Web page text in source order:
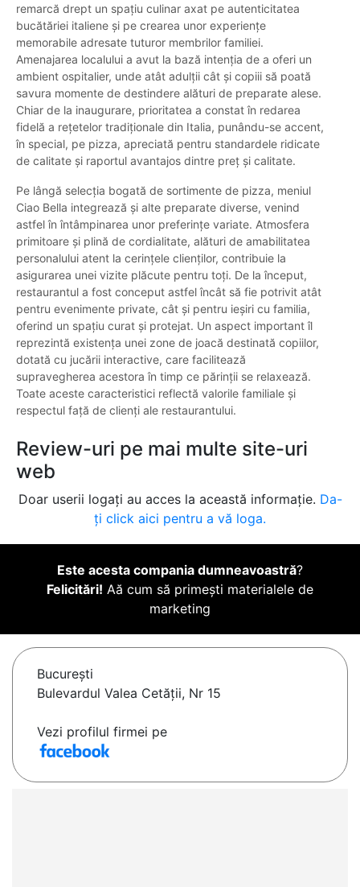
remarcă drept un spațiu culinar axat pe autenticitatea
bucătăriei italiene și pe crearea unor experiențe
memorabile adresate tuturor membrilor familiei.
Amenajarea localului a avut la bază intenția de a oferi un
ambient ospitalier, unde atât adulții cât și copiii să poată
savura momente de destindere alături de preparate alese.
Chiar de la inaugurare, prioritatea a constat în redarea
fidelă a rețetelor tradiționale din Italia, punându-se accent,
în special, pe pizza, apreciată pentru standardele ridicate
de calitate și raportul avantajos dintre preț și calitate.
Pe lângă selecția bogată de sortimente de pizza, meniul
Ciao Bella integrează și alte preparate diverse, venind
astfel în întâmpinarea unor preferințe variate. Atmosfera
primitoare și plină de cordialitate, alături de amabilitatea
personalului atent la cerințele clienților, contribuie la
asigurarea unei vizite plăcute pentru toți. De la început,
restaurantul a fost conceput astfel încât să fie potrivit atât
pentru evenimente private, cât și pentru ieșiri cu familia,
oferind un spațiu curat și protejat. Un aspect important îl
reprezintă existența unei zone de joacă destinată copiilor,
dotată cu jucării interactive, care facilitează
supravegherea acestora în timp ce părinții se relaxează.
Toate aceste caracteristici reflectă valorile familiale și
respectul față de clienți ale restaurantului.
Review-uri pe mai multe site-uri
web
Doar userii logați au acces la această informație. Da-
ți click aici pentru a vă loga.
Este acesta compania dumneavoastră?
Felicitări! Aă cum să primești materialele de
marketing
Bucureşti
Bulevardul Valea Cetății, Nr 15
Vezi profilul firmei pe